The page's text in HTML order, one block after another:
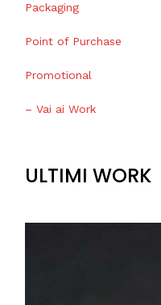
Packaging
Point of Purchase
Promotional
– Vai ai Work
ULTIMI WORK